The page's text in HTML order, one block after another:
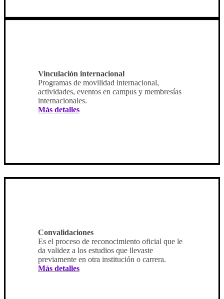
Vinculación internacional
Programas de movilidad internacional,
actividades, eventos en campus y membresías
internacionales.
Más detalles
Convalidaciones
Es el proceso de reconocimiento oficial que le
da validez a los estudios que llevaste
previamente en otra institución o carrera.
Más detalles